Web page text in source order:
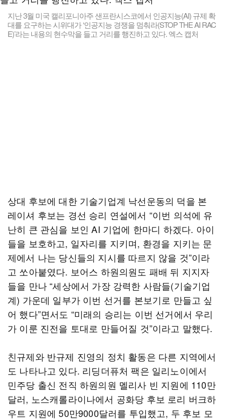
지난 3월 미국 캘리포니아주 샌프란시스코에서 인공지능(AI) 규제 확
대를 요구하는 시위대가 ‘인공지능 경쟁을 멈춰라(STOP THE AI RAC
E)’라는 내용의 현수막을 들고 거리를 행진하고 있다. 엑스 캡처
상대 후보에 대한 기술기업계 낙선운동의 덕을 본
레이셔 후보는 경선 승리 연설에서 “이번 의석에 유
난히 큰 관심을 보인 AI 기업에 한마디 하겠다. 아이
들을 보호하고, 일자리를 지키며, 환경을 지키는 문
제에서 나는 당신들의 지시를 따르지 않을 것”이라
고 쏘아붙였다. 보어스 하원의원도 패배 뒤 지지자
들을 만나 “세상에서 가장 강력한 사람들(기술기업
계) 가운데 일부가 이번 선거를 본보기로 만들고 싶
어 했다”면서도 “미래의 승리는 이번 선거에서 우리
가 이룬 진전을 토대로 만들어질 것”이라고 말했다.
친규제와 반규제 진영의 정치 활동은 다른 지역에서
도 나타나고 있다. 리딩더퓨처 팩은 일리노이에서
민주당 출신 전직 하원의원 멜리사 빈 지원에 110만
달러, 노스캐롤라이나에서 공화당 후보 로리 버크하
우트 지원에 50만9000달러를 투입했고, 두 후보 모